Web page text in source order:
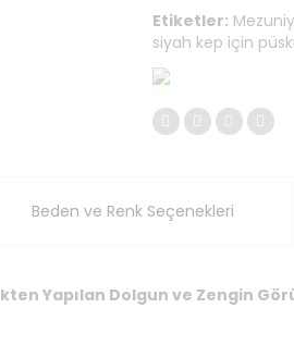
Etiketler:
siyah kep için
Beden ve Renk Seçenekleri
Yapılan Dolgun ve Zengin